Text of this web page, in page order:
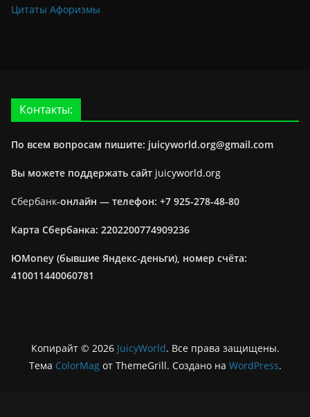
Цитаты Афоризмы
Контакты:
По всем вопросам пишите: juicyworld.org@gmail.com
Вы можете поддержать сайт juicyworld.org
Сбербанк-онлайн — телефон: +7 925-278-48-80
Карта Сбербанка: 2202200774909236
ЮMoney (бывшие Яндекс-деньги), номер счёта:
410011440060781
Копирайт © 2026 JuicyWorld. Все права защищены.
Тема ColorMagот ThemeGrill. Создано на WordPress.